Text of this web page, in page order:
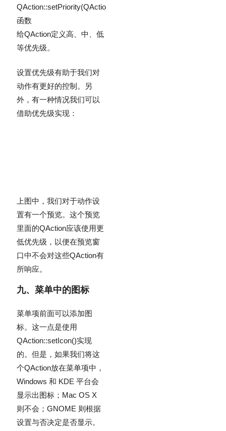
QAction::setPriority(QAction::Priority)
函数
给QAction定义高、中、低
等优先级。
设置优先级有助于我们对
动作有更好的控制。另
外，有一种情况我们可以
借助优先级实现：
上图中，我们对于动作设
置有一个预览。这个预览
里面的QAction应该使用更
低优先级，以便在预览窗
口中不会对这些QAction有
所响应。
九、菜单中的图标
菜单项前面可以添加图
标。这一点是使用
QAction::setIcon()实现
的。但是，如果我们将这
个QAction放在菜单项中，
Windows 和 KDE 平台会
显示出图标；Mac OS X
则不会；GNOME 则根据
设置与否决定是否显示。